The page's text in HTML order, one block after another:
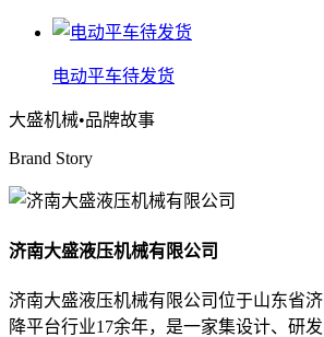
电动平车待发货
大盛机械•品牌故事
Brand Story
济南大盛液压机械有限公司
济南大盛液压机械有限公司位于山东省
降平台行业17余年，是一家集设计、研